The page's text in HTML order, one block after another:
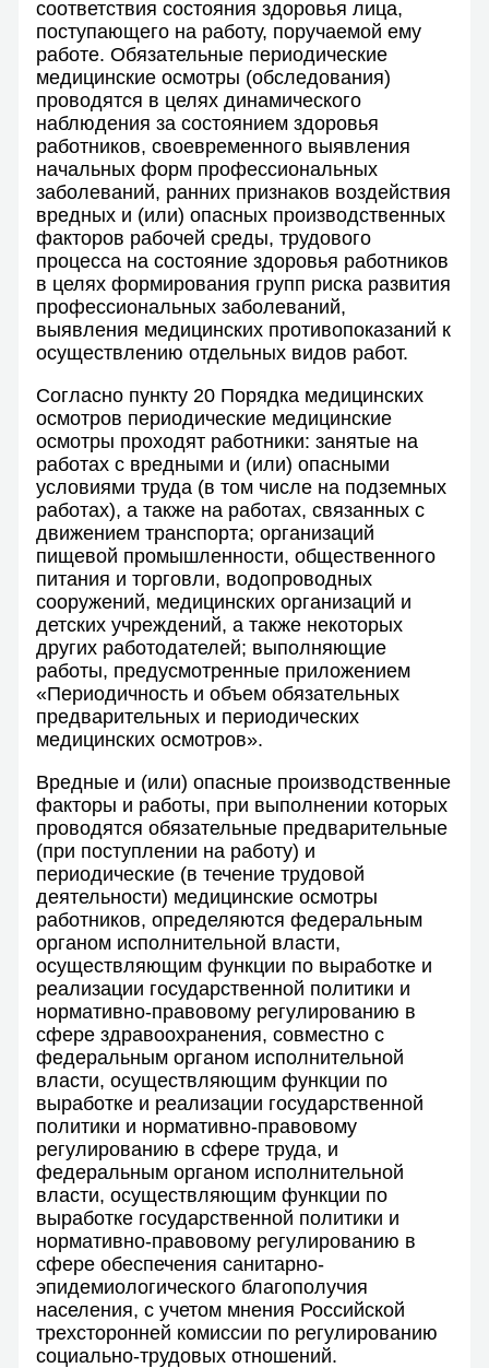
соответствия состояния здоровья лица,
поступающего на работу, поручаемой ему
работе. Обязательные периодические
медицинские осмотры (обследования)
проводятся в целях динамического
наблюдения за состоянием здоровья
работников, своевременного выявления
начальных форм профессиональных
заболеваний, ранних признаков воздействия
вредных и (или) опасных производственных
факторов рабочей среды, трудового
процесса на состояние здоровья работников
в целях формирования групп риска развития
профессиональных заболеваний,
выявления медицинских противопоказаний к
осуществлению отдельных видов работ.
Согласно пункту 20 Порядка медицинских
осмотров периодические медицинские
осмотры проходят работники: занятые на
работах с вредными и (или) опасными
условиями труда (в том числе на подземных
работах), а также на работах, связанных с
движением транспорта; организаций
пищевой промышленности, общественного
питания и торговли, водопроводных
сооружений, медицинских организаций и
детских учреждений, а также некоторых
других работодателей; выполняющие
работы, предусмотренные приложением
«Периодичность и объем обязательных
предварительных и периодических
медицинских осмотров».
Вредные и (или) опасные производственные
факторы и работы, при выполнении которых
проводятся обязательные предварительные
(при поступлении на работу) и
периодические (в течение трудовой
деятельности) медицинские осмотры
работников, определяются федеральным
органом исполнительной власти,
осуществляющим функции по выработке и
реализации государственной политики и
нормативно-правовому регулированию в
сфере здравоохранения, совместно с
федеральным органом исполнительной
власти, осуществляющим функции по
выработке и реализации государственной
политики и нормативно-правовому
регулированию в сфере труда, и
федеральным органом исполнительной
власти, осуществляющим функции по
выработке государственной политики и
нормативно-правовому регулированию в
сфере обеспечения санитарно-
эпидемиологического благополучия
населения, с учетом мнения Российской
трехсторонней комиссии по регулированию
социально-трудовых отношений.